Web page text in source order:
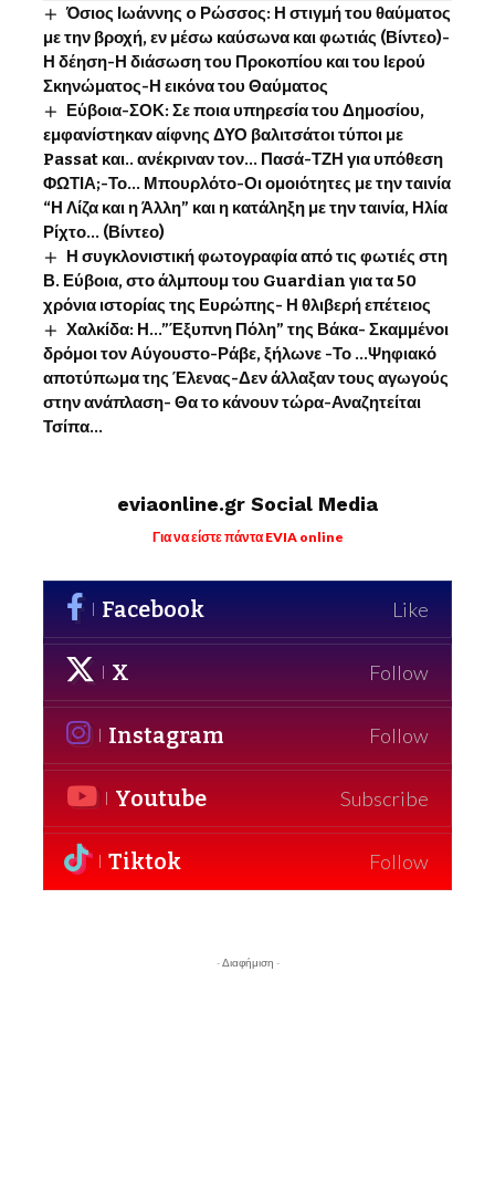
Όσιος Ιωάννης o Ρώσσος: Η στιγμή του θαύματος
με την βροχή, εν μέσω καύσωνα και φωτιάς (Βίντεο)-
Η δέηση-Η διάσωση του Προκοπίου και του Ιερού
Σκηνώματος-Η εικόνα του Θαύματος
Εύβοια-ΣΟΚ: Σε ποια υπηρεσία του Δημοσίου,
εμφανίστηκαν αίφνης ΔΥΟ βαλιτσάτοι τύποι με
Passat και.. ανέκριναν τον… Πασά-ΤΖΗ για υπόθεση
ΦΩΤΙΑ;-Το… Μπουρλότο-Οι ομοιότητες με την ταινία
“Η Λίζα και η Άλλη” και η κατάληξη με την ταινία, Ηλία
Ρίχτο… (Βίντεο)
Η συγκλονιστική φωτογραφία από τις φωτιές στη
Β. Εύβοια, στο άλμπουμ του Guardian για τα 50
χρόνια ιστορίας της Ευρώπης- Η θλιβερή επέτειος
Χαλκίδα: Η…”Έξυπνη Πόλη” της Βάκα- Σκαμμένοι
δρόμοι τον Αύγουστο-Ράβε, ξήλωνε -Το …Ψηφιακό
αποτύπωμα της Έλενας-Δεν άλλαξαν τους αγωγούς
στην ανάπλαση- Θα το κάνουν τώρα-Αναζητείται
Τσίπα…
eviaonline.gr Social Media
Για να είστε πάντα EVIA online
Facebook Like
X Follow
Instagram Follow
Youtube Subscribe
Tiktok Follow
- Διαφήμιση -